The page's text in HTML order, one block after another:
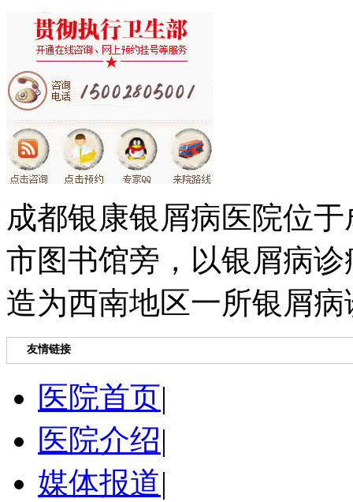
成都银康银屑病医院位
市图书馆旁，以银屑病
造为西南地区一所银屑
友情链接
医院首页|
医院介绍|
媒体报道|